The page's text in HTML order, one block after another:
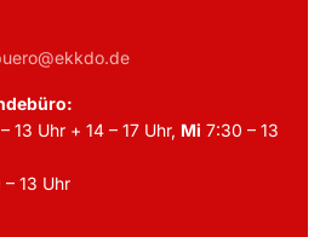
13 Uhr + 14 – 17 Uhr, Mi 7:30 – 13
13 Uhr